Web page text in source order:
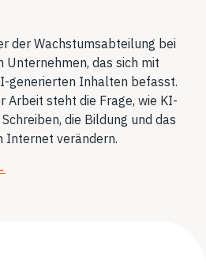
der Wachstumsabteilung bei
Unternehmen, das sich mit
generierten Inhalten befasst.
steht die Frage, wie KI-
die Bildung und das
Internet verändern.